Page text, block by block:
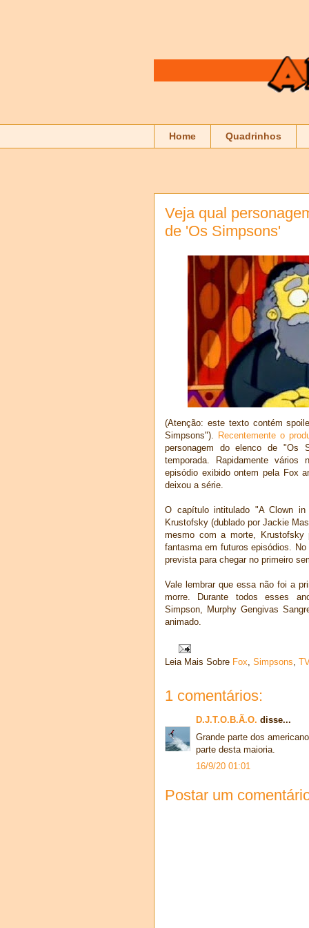
Home Quadrinhos
Veja qual
de 'Os Simpsons'
(Atenção: este texto contém
Simpsons").
Recentemente o
personagem do elenco de "Os
temporada. Rapidamente
episódio exibido ontem pela Fox
deixou a série.
O capítulo intitulado "A Clown
Krustofsky (dublado por Jackie
mesmo com a morte,
fantasma em futuros episódios.
prevista para chegar no primeiro
Vale lembrar que essa não foi a
morre. Durante todos esses
Simpson, Murphy Gengivas
animado.
Leia Mais Sobre Fox, Simpsons,
1 comentários:
D.J.T.O.B.Ã.O. disse...
Grande parte dos
parte desta maioria.
16/9/20 01:01
Postar um